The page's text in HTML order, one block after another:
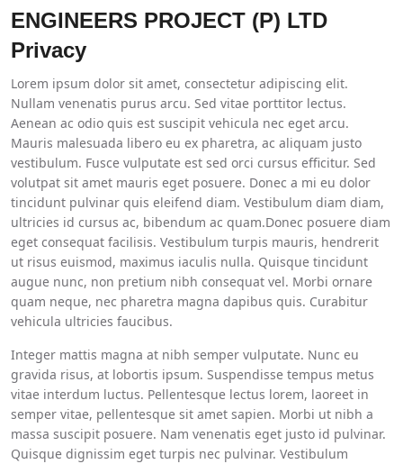
ENGINEERS PROJECT (P) LTD
Privacy
Lorem ipsum dolor sit amet, consectetur adipiscing elit.
Nullam venenatis purus arcu. Sed vitae porttitor lectus.
Aenean ac odio quis est suscipit vehicula nec eget arcu.
Mauris malesuada libero eu ex pharetra, ac aliquam justo
vestibulum. Fusce vulputate est sed orci cursus efficitur. Sed
volutpat sit amet mauris eget posuere. Donec a mi eu dolor
tincidunt pulvinar quis eleifend diam. Vestibulum diam diam,
ultricies id cursus ac, bibendum ac quam.Donec posuere diam
eget consequat facilisis. Vestibulum turpis mauris, hendrerit
ut risus euismod, maximus iaculis nulla. Quisque tincidunt
augue nunc, non pretium nibh consequat vel. Morbi ornare
quam neque, nec pharetra magna dapibus quis. Curabitur
vehicula ultricies faucibus.
Integer mattis magna at nibh semper vulputate. Nunc eu
gravida risus, at lobortis ipsum. Suspendisse tempus metus
vitae interdum luctus. Pellentesque lectus lorem, laoreet in
semper vitae, pellentesque sit amet sapien. Morbi ut nibh a
massa suscipit posuere. Nam venenatis eget justo id pulvinar.
Quisque dignissim eget turpis nec pulvinar. Vestibulum